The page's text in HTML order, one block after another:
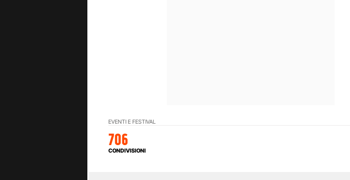
EVENTI E FESTIVAL
706
CONDIVISIONI